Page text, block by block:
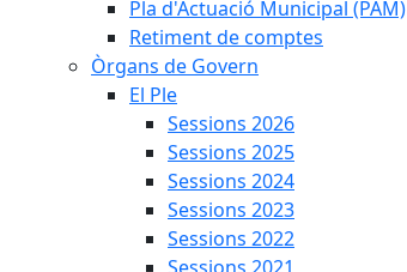
Pla d'Actuació Municipal (PAM)
Retiment de comptes
Òrgans de Govern
El Ple
Sessions 2026
Sessions 2025
Sessions 2024
Sessions 2023
Sessions 2022